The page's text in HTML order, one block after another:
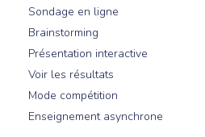
Sondage en ligne
Brainstorming
Présentation interactive
Voir les résultats
Mode compétition
Enseignement asynchrone